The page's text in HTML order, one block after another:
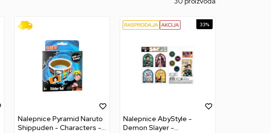
Nalepnice Pyramid Naruto
Shippuden - Characters -
33%
Nalepnice AbyStyle -
Demon Slayer -